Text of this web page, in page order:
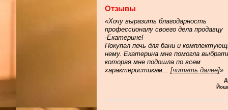
Отзывы
«Хочу выразить благодарность
профессионалу своего дела продавцу
-Екатерине!
Покупал печь для бани и
нему. Екатерина мне помогла
которая мне подошла по всем
характеристикам
[читать далее]»